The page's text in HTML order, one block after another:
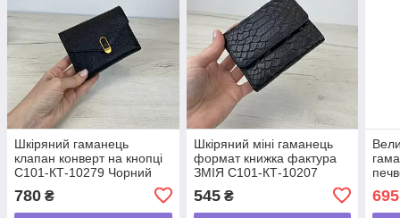
Шкіряний гаманець
клапан конверт на кнопці
С101-КТ-10279 Чорний
780 ₴
Шкіряний міні гаманець
формат книжка фактура
ЗМІЯ С101-КТ-10207
545₴ 695